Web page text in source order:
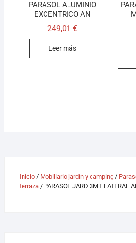
PARASOL ALUMINIO
EXCENTRICO AN
249,01€
Leer más
Inicio/ Mobiliario jardín y camping/
terraza/ PARASOL JARD 3MT LATERAL